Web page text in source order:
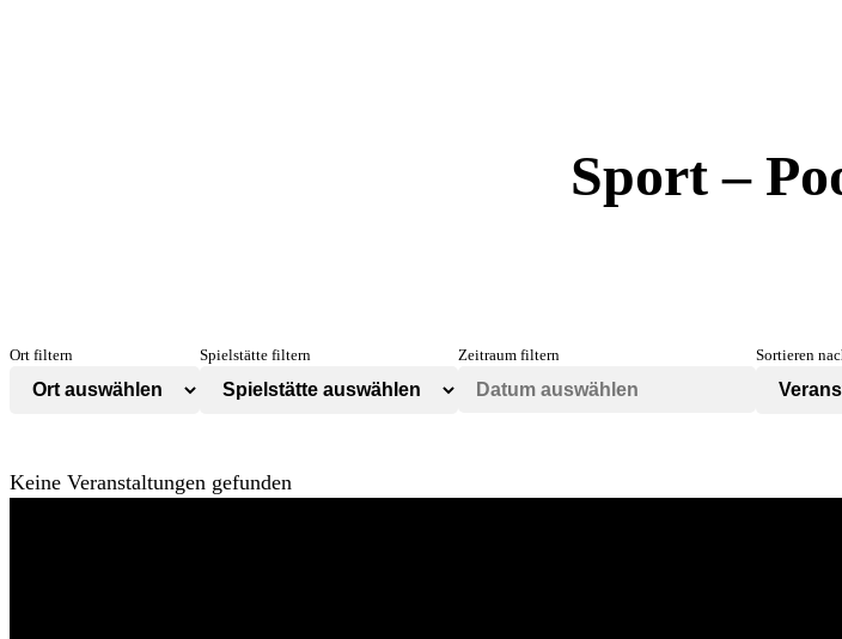
Sport –
Ort filtern Spielstätte filtern Zeitraum filtern Sortieren
Keine Veranstaltungen gefunden